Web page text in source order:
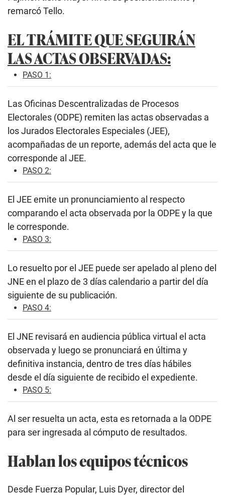
remarcó Tello.
EL TRÁMITE QUE SEGUIRÁN
LAS ACTAS OBSERVADAS:
PASO 1:
Las Oficinas Descentralizadas de Procesos
Electorales (ODPE) remiten las actas observadas a
los Jurados Electorales Especiales (JEE),
acompañadas de un reporte, además del acta que le
corresponde al JEE.
PASO 2:
El JEE emite un pronunciamiento al respecto
comparando el acta observada por la ODPE y la que
le corresponde.
PASO 3:
Lo resuelto por el JEE puede ser apelado al pleno del
JNE en el plazo de 3 días calendario a partir del día
siguiente de su publicación.
PASO 4:
El JNE revisará en audiencia pública virtual el acta
observada y luego se pronunciará en última y
definitiva instancia, dentro de tres días hábiles
desde el día siguiente de recibido el expediente.
PASO 5:
Al ser resuelta un acta, esta es retornada a la ODPE
para ser ingresada al cómputo de resultados.
Hablan los equipos técnicos
Desde Fuerza Popular, Luis Dyer, director del